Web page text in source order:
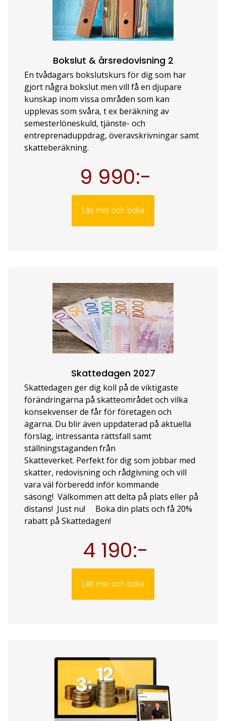
Bokslut & årsredovisning 2
En tvådagars bokslutskurs för dig som har
gjort några bokslut men vill få en djupare
kunskap inom vissa områden som kan
upplevas som svåra, t ex beräkning av
semesterlöneskuld, tjänste- och
entreprenaduppdrag, överavskrivningar samt
skatteberäkning.
9 990:-
Läs mer och boka
Skattedagen 2027
Skattedagen ger dig koll på de viktigaste
förändringarna på skatteområdet och vilka
konsekvenser de får för företagen och
ägarna. Du blir även uppdaterad på aktuella
förslag, intressanta rättsfall samt
ställningstaganden från
Skatteverket. Perfekt för dig som jobbar med
skatter, redovisning och rådgivning och vill
vara väl förberedd inför kommande
säsong! Välkommen att delta på plats eller på
distans! Just nu! Boka din plats och få 20%
rabatt på Skattedagen!
4 190:-
Läs mer och boka